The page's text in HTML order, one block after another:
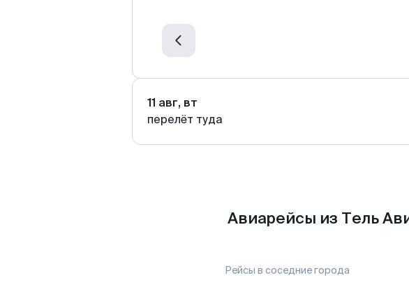
11 авг, вт
перелёт туда
Авиарейсы из Тель
Рейсы в соседние города